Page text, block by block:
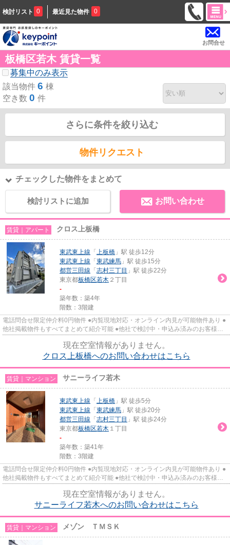
検討リスト 0 最近見た物件 0
お問合せ
板橋区若木 賃貸一覧
募集中のみ表示
該当物件 6 棟
空き数 0 件
さらに条件を絞り込む
物件リクエスト
チェックした物件をまとめて
検討リストに追加 お問い合わせ
賃貸｜アパート クロス上板橋
東武東上線 「 上板橋 」駅 徒歩12分
東武東上線 「 東武練馬 」駅 徒歩15分
都営三田線 「 志村三丁目 」駅 徒歩22分
東京都板橋区若木 ２丁目
-
築年数：築4年
階数：3階建
電話問合せ限定仲介料0円物件 ●内覧現地対応・オンライン内見が可能物件あり ●
他社掲載物件もすべてまとめて紹介可能 ●他社で検討中・申込み済みのお客様、
現在空室情報がありません。
クロス上板橋へのお問い合わせはこちら
賃貸｜マンション サニーライフ若木
東武東上線 「 上板橋 」駅 徒歩5分
東武東上線 「 東武練馬 」駅 徒歩20分
都営三田線 「 志村三丁目 」駅 徒歩24分
東京都板橋区若木 １丁目
-
築年数：築41年
階数：3階建
電話問合せ限定仲介料0円物件 ●内覧現地対応・オンライン内見が可能物件あり ●
他社掲載物件もすべてまとめて紹介可能 ●他社で検討中・申込み済みのお客様、
現在空室情報がありません。
サニーライフ若木へのお問い合わせはこちら
賃貸｜マンション メゾン ＴＭＳＫ